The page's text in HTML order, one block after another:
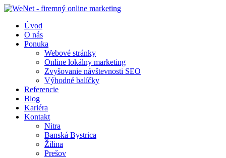
Preskočiť
obsah
Úvod
O nás
Ponuka
Webové stránky
Online lokálny marketing
Zvyšovanie návštevnosti SEO
Výhodné balíčky
Referencie
Blog
Kariéra
Kontakt
Nitra
Banská Bystrica
Žilina
Prešov